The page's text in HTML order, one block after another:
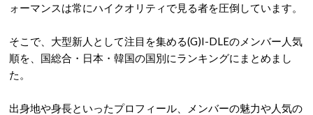
ォーマンスは常にハイクオリティで見る者を圧倒しています。
そこで、大型新人として注目を集める(G)I-DLEのメンバー人気
順を、国総合・日本・韓国の国別にランキングにまとめまし
た。
出身地や身長といったプロフィール、メンバーの魅力や人気の